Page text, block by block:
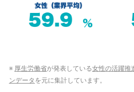
※ 厚生労働省が発表している女性の活躍推
ンデータ を元に集計しています。